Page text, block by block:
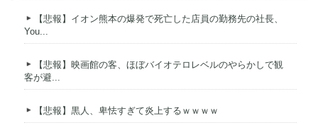
【悲報】イオン熊本の爆発で死亡した店員の勤務先の社長、
You...
【悲報】映画館の客、ほぼバイオテロレベルのやらかしで観
客が避...
【悲報】黒人、卑怯すぎて炎上するｗｗｗｗ